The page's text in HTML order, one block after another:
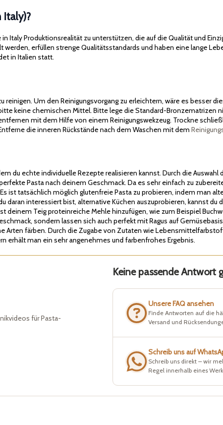
Italy)?
Italy Produktionsrealität zu unterstützen, die auf die Qualität und
erfüllen strenge Qualitätsstandards und haben eine lange
in Italien statt.
Um den Reinigungsvorgang zu erleichtern, wäre es besser
keine chemischen Mittel. Bitte lege die Standard-Bronzematrizen
mit dem Hilfe von einem Reinigungswekzeug. Trockne
die inneren Rückstände nach dem Waschen mit dem
du echte individuelle Rezepte realisieren kannst. Durch die
Pasta nach deinem Geschmack. Da es sehr einfach zu
ist tatsächlich möglich glutenfreie Pasta zu probieren, indem man
daran interessiert bist, alternative Küchen auszuprobieren, kannst du
deinem Teig proteinreiche Mehle hinzufügen, wie zum Beispiel
sondern lassen sich auch perfekt mit Ragus auf
Arten färben. Durch die Zugabe von Zutaten wie
erhält man ein sehr angenehmes und farbenfrohes Ergebnis.
für Pasta-
Keine passende Antwort
Unsere FAQ ansehen
Finde Antworten auf die
Versand und
Schreib uns auf
Schreib uns direkt – wir
Regel innerhalb eines